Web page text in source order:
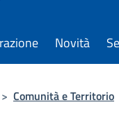
Novità
> Comunità e Territorio